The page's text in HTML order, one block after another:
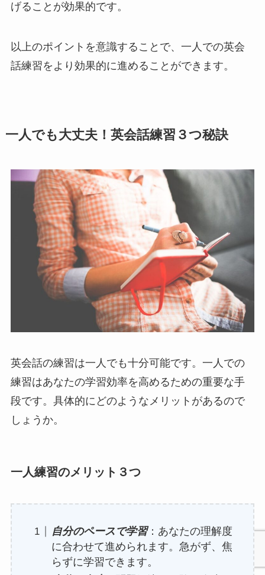
げることが効果的です。
以上のポイントを意識することで、一人での英会
話練習をより効果的に進めることができます。
一人でも大丈夫！英会話練習３つ秘訣
英会話の練習は一人でも十分可能です。一人での
練習はあなたの学習効率を高めるための重要な手
段です。具体的にどのようなメリットがあるので
しょうか。
一人練習のメリット３つ
自分のペースで学習：あなたの理解度
に合わせて進められます。急がず、焦
らずに学習できます。